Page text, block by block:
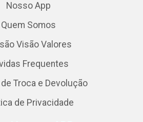
Nosso App
Quem Somos
Visão Valores
Frequentes
Troca e Devolução
de Privacidade